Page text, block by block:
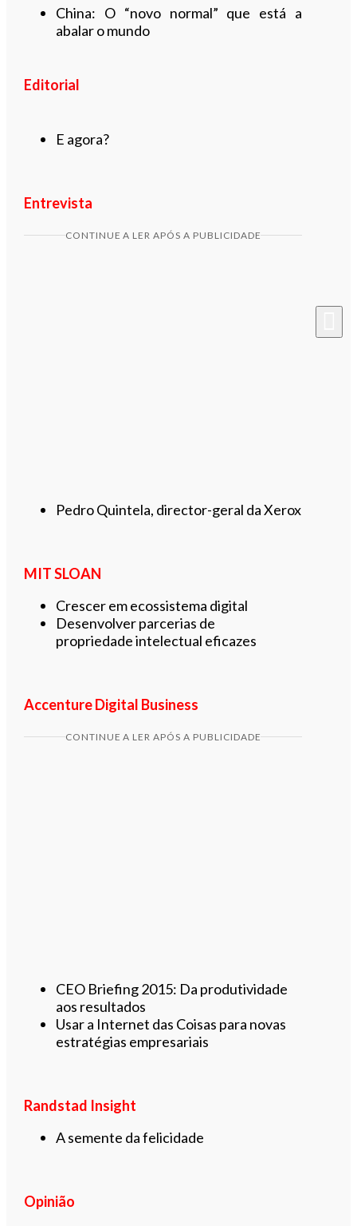
China: O “novo normal” que está a
abalar o mundo
Editorial
E agora?
Entrevista
CONTINUE A LER APÓS A PUBLICIDADE
Pedro Quintela, director-geral da Xerox
MIT SLOAN
Crescer em ecossistema digital
Desenvolver parcerias de
propriedade intelectual eficazes
Accenture Digital Business
CONTINUE A LER APÓS A PUBLICIDADE
CEO Briefing 2015: Da produtividade
aos resultados
Usar a Internet das Coisas para novas
estratégias empresariais
Randstad Insight
A semente da felicidade
Opinião